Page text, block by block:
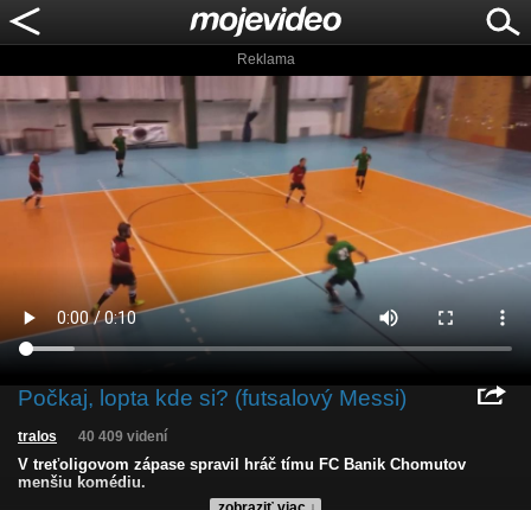
Reklama
Počkaj, lopta kde si? (futsalový Messi)
tralos 40 409 videní
V treťoligovom zápase spravil hráč tímu FC Banik Chomutov
menšiu komédiu.